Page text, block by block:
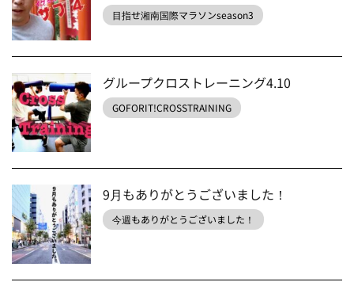
目指せ湘南国際マラソンseason3
グループクロストレーニング4.10
GOFORIT!CROSSTRAINING
9月もありがとうございました！
今週もありがとうございました！